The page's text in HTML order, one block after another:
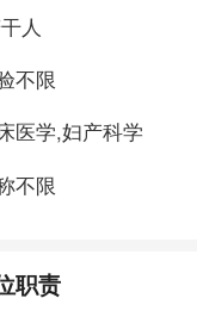
人
不限
医学,妇产科学
不限
职责